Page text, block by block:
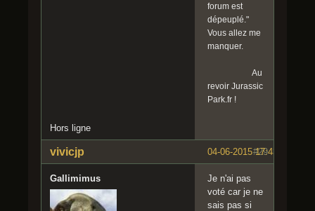
forum est
dépeuplé."
Vous allez me
manquer.
Au
revoir Jurassic
Park.fr !
Hors ligne
#29
04-06-2015 17:43:23
vivicjp
Gallimimus
Je n'ai pas
voté car je ne
sais pas si